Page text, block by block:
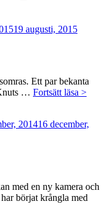
19 augusti, 2015
Ett par bekanta
… Fortsätt läsa >
201416 december,
med en ny kamera och
börjat krångla med